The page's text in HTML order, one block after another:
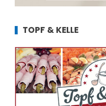
TOPF & KELLE